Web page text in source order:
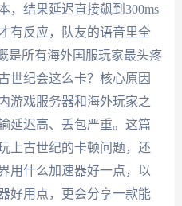
，结果延迟直接飙到300ms
有反应，队友的语音里全
所有海外国服玩家最头疼
世纪会这么卡？核心原因
游戏服务器和海外玩家之
延迟高、丢包严重。这篇
上古世纪的卡顿问题，还
用什么加速器好一点，以
好用点，更会分享一款能